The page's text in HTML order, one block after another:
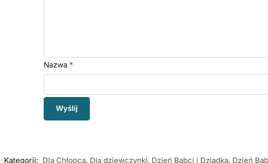
Nazwa *
Kategorii: Dla Chłopca, Dla dziewczynki, Dzień Babci i Dziadka, Dzień